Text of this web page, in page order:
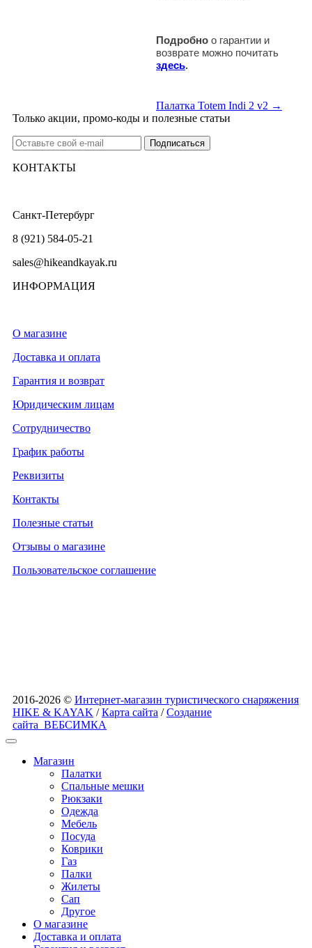
Подробно о гарантии и
возврате можно почитать
здесь.
Палатка Totem Indi 2 v2 →
Только акции, промо-коды и полезные статьи
КОНТАКТЫ
Санкт-Петербург
8 (921) 584-05-21
sales@hikeandkayak.ru
ИНФОРМАЦИЯ
О магазине
Доставка и оплата
Гарантия и возврат
Юридическим лицам
Сотрудничество
График работы
Реквизиты
Контакты
Полезные статьи
Отзывы о магазине
Пользовательское соглашение
2016-2026 © Интернет-магазин туристического снаряжения
HIKE & KAYAK /Карта сайта /Создание
сайта ВЕБСИМКА
Магазин
Палатки
Спальные мешки
Рюкзаки
Одежда
Мебель
Посуда
Коврики
Газ
Палки
Жилеты
Сап
Другое
О магазине
Доставка и оплата